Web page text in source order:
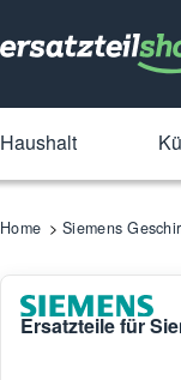
Haushalt
Home Siemens
Ersatzteile für